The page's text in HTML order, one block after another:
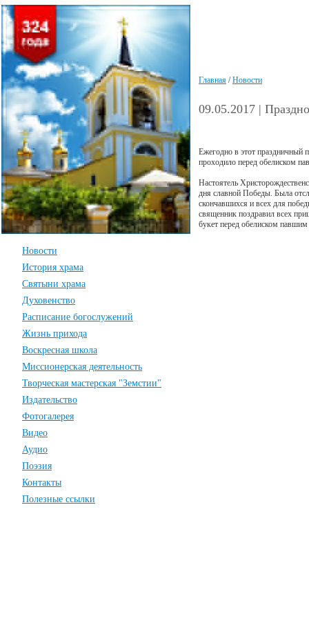
Новости
История храма
Святыни храма
Духовенство
Расписание богослужений
Жизнь прихода
Воскресная школа
Миссионерская деятельность
Творческая мастерская "Земстии"
Издательство
Фотогалерея
Видео
Аудио
Поэзия
Контакты
Полезные ссылки
Главная /Новости
09.05.2017 |
Ежегодно в этот праздничный
проходило перед обелиском
Настоятель
дня славной Победы. Была
скончавшихся и всех для
священник поздравил всех
букет перед обелиском